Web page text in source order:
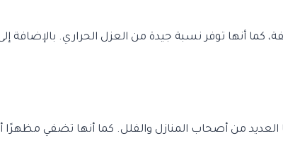
كما أنها توفر نسبة جيدة من العزل الحراري.
من أصحاب المنازل والفلل. كما أنها تضفي مظهرًا